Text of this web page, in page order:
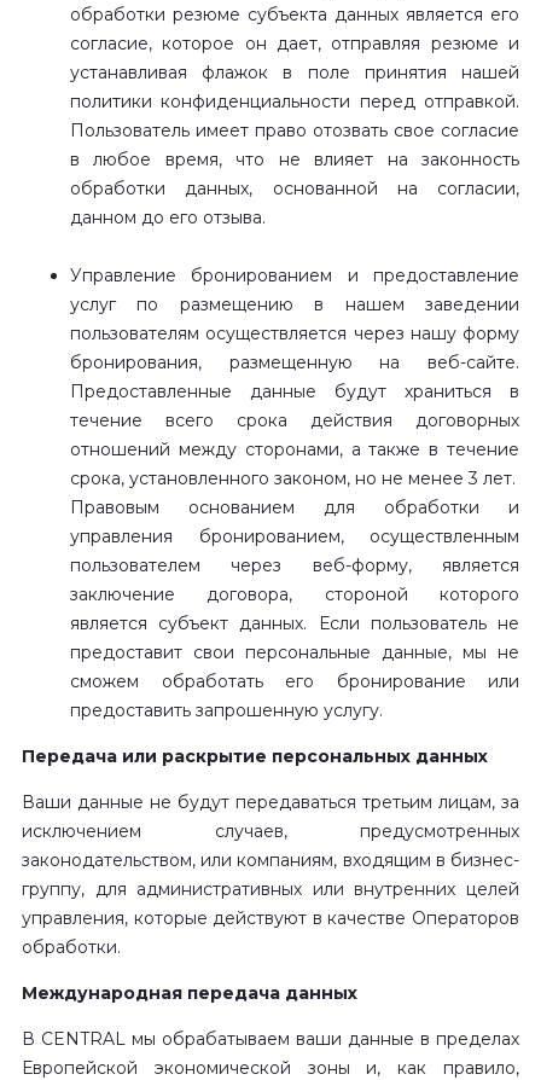
обработки резюме субъекта данных является его
согласие, которое он дает, отправляя резюме и
устанавливая флажок в поле принятия нашей
политики конфиденциальности перед отправкой.
Пользователь имеет право отозвать свое согласие
в любое время, что не влияет на законность
обработки данных, основанной на согласии,
данном до его отзыва.
Управление бронированием и предоставление
услуг по размещению в нашем заведении
пользователям осуществляется через нашу форму
бронирования, размещенную на веб-сайте.
Предоставленные данные будут храниться в
течение всего срока действия договорных
отношений между сторонами, а также в течение
срока, установленного законом, но не менее 3 лет.
Правовым основанием для обработки и
управления бронированием, осуществленным
пользователем через веб-форму, является
заключение договора, стороной которого
является субъект данных. Если пользователь не
предоставит свои персональные данные, мы не
сможем обработать его бронирование или
предоставить запрошенную услугу.
Передача или раскрытие персональных данных
Ваши данные не будут передаваться третьим лицам, за
исключением случаев, предусмотренных
законодательством, или компаниям, входящим в бизнес-
группу, для административных или внутренних целей
управления, которые действуют в качестве Операторов
обработки.
Международная передача данных
В CENTRAL мы обрабатываем ваши данные в пределах
Европейской экономической зоны и, как правило,